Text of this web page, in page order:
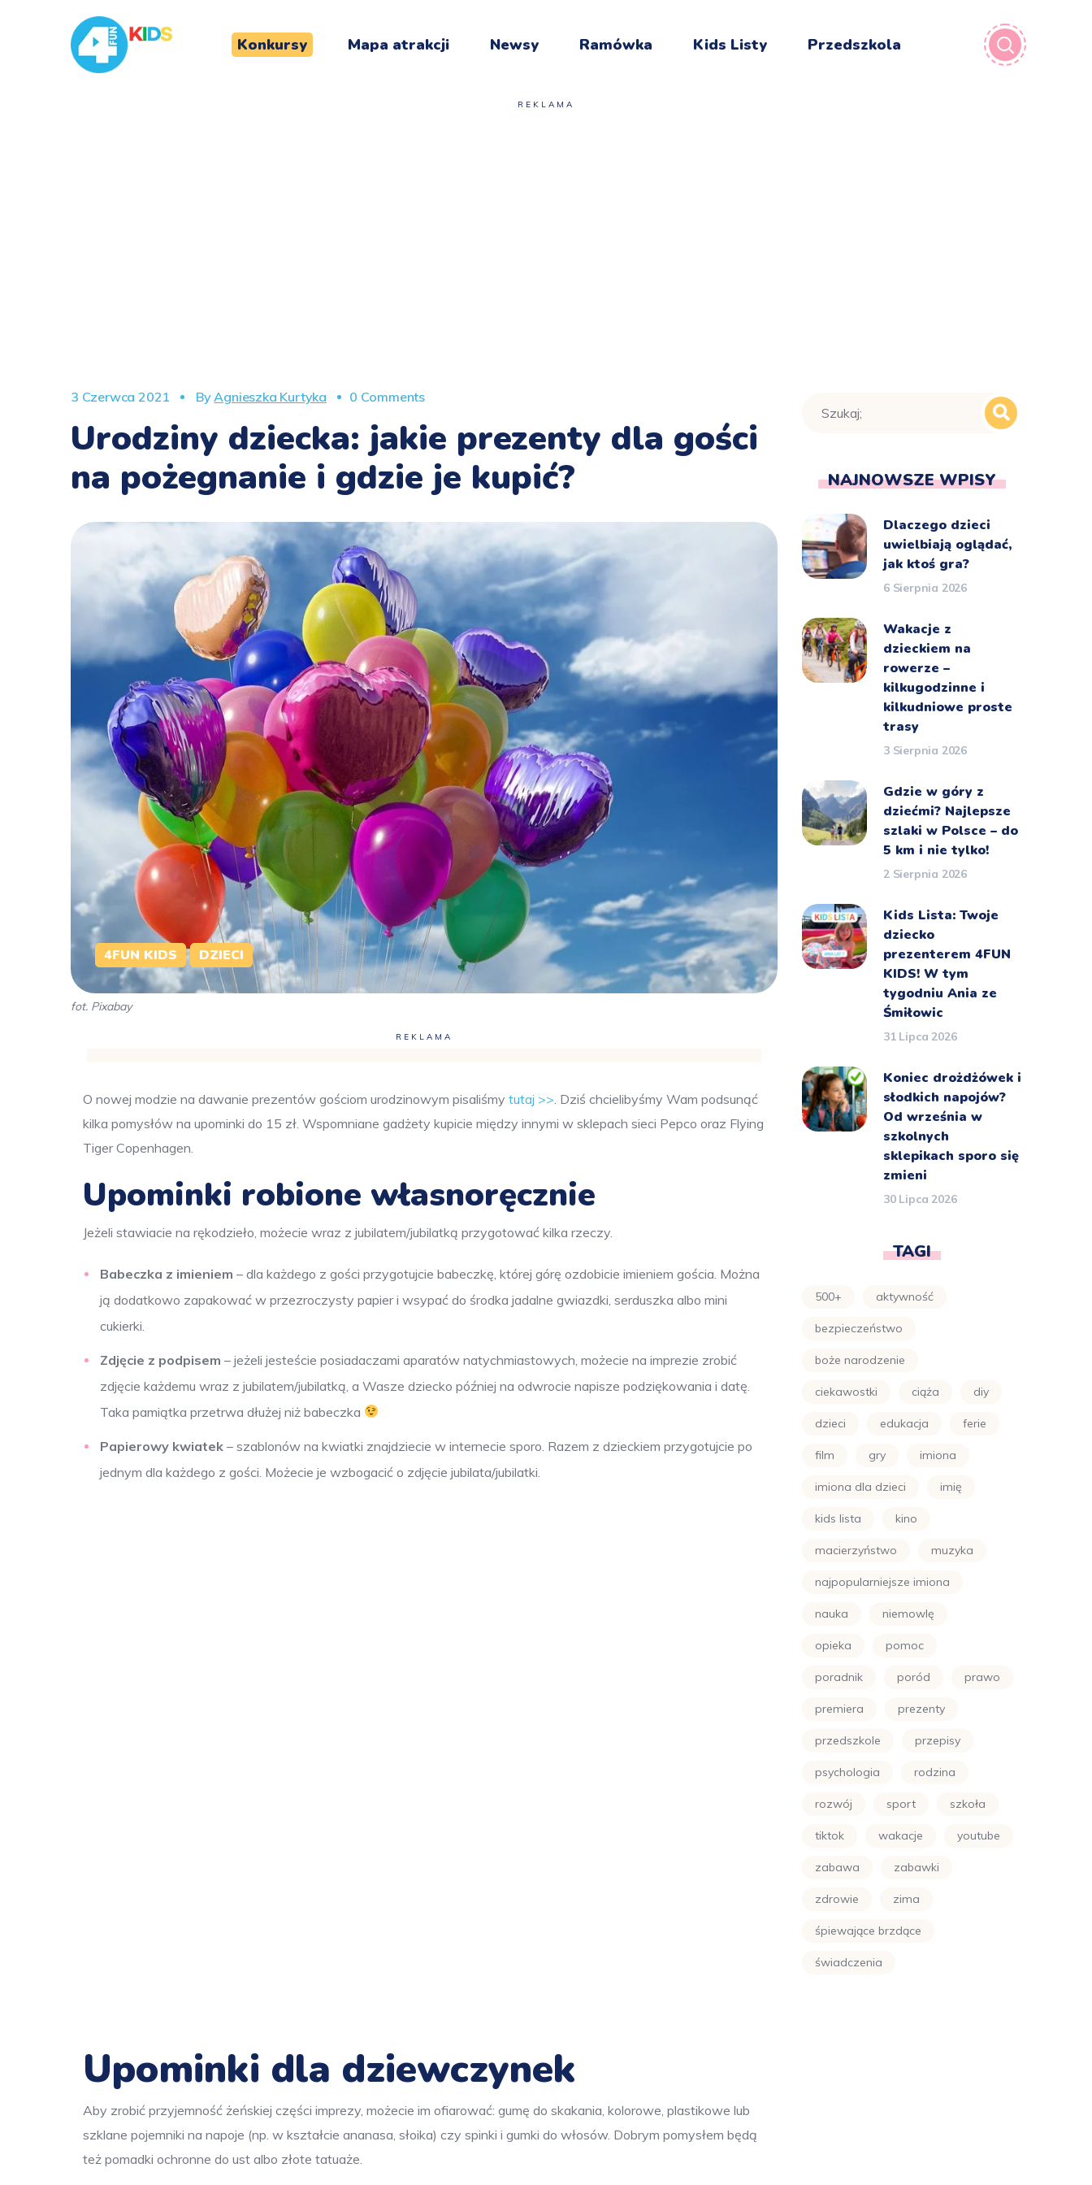
Konkursy Mapa atrakcji Newsy Ramówka Kids Listy Przedszkola
REKLAMA
3 Czerwca 2021 ByAgnieszka Kurtyka 0 Comments
Urodziny dziecka: jakie prezenty dla gości
na pożegnanie i gdzie je kupić?
fot. Pixabay
4FUN KIDS DZIECI
REKLAMA
O nowej modzie na dawanie prezentów gościom urodzinowym pisaliśmy tutaj >> . Dziś chcielibyśmy Wam podsunąć
kilka pomysłów na upominki do 15 zł. Wspomniane gadżety kupicie między innymi w sklepach sieci Pepco oraz Flying
Tiger Copenhagen.
Upominki robione własnoręcznie
Jeżeli stawiacie na rękodzieło, możecie wraz z jubilatem/jubilatką przygotować kilka rzeczy.
Babeczka z imieniem – dla każdego z gości przygotujcie babeczkę, której górę ozdobicie imieniem gościa. Można
ją dodatkowo zapakować w przezroczysty papier i wsypać do środka jadalne gwiazdki, serduszka albo mini
cukierki.
Zdjęcie z podpisem – jeżeli jesteście posiadaczami aparatów natychmiastowych, możecie na imprezie zrobić
zdjęcie każdemu wraz z jubilatem/jubilatką, a Wasze dziecko później na odwrocie napisze podziękowania i datę.
Taka pamiątka przetrwa dłużej niż babeczka
Papierowy kwiatek – szablonów na kwiatki znajdziecie w internecie sporo. Razem z dzieckiem przygotujcie po
jednym dla każdego z gości. Możecie je wzbogacić o zdjęcie jubilata/jubilatki.
Upominki dla dziewczynek
Aby zrobić przyjemność żeńskiej części imprezy, możecie im ofiarować: gumę do skakania, kolorowe, plastikowe lub
szklane pojemniki na napoje (np. w kształcie ananasa, słoika) czy spinki i gumki do włosów. Dobrym pomysłem będą
też pomadki ochronne do ust albo złote tatuaże.
NAJNOWSZE WPISY
Dlaczego dzieci
uwielbiają oglądać,
jak ktoś gra?
6 Sierpnia 2026
Wakacje z
dzieckiem na
rowerze –
kilkugodzinne i
kilkudniowe proste
trasy
3 Sierpnia 2026
Gdzie w góry z
dziećmi? Najlepsze
szlaki w Polsce – do
5 km i nie tylko!
2 Sierpnia 2026
Kids Lista: Twoje
dziecko
prezenterem 4FUN
KIDS! W tym
tygodniu Ania ze
Śmiłowic
31 Lipca 2026
Koniec drożdżówek i
słodkich napojów?
Od września w
szkolnych
sklepikach sporo się
zmieni
30 Lipca 2026
TAGI
500+ aktywność
bezpieczeństwo
boże narodzenie
ciekawostki ciąża diy
dzieci edukacja ferie
film gry imiona
imiona dla dzieci imię
kids lista kino
macierzyństwo muzyka
najpopularniejsze imiona
nauka niemowlę
opieka pomoc
poradnik poród prawo
premiera prezenty
przedszkole przepisy
psychologia rodzina
rozwój sport szkoła
tiktok wakacje youtube
zabawa zabawki
zdrowie zima
śpiewające brzdące
świadczenia